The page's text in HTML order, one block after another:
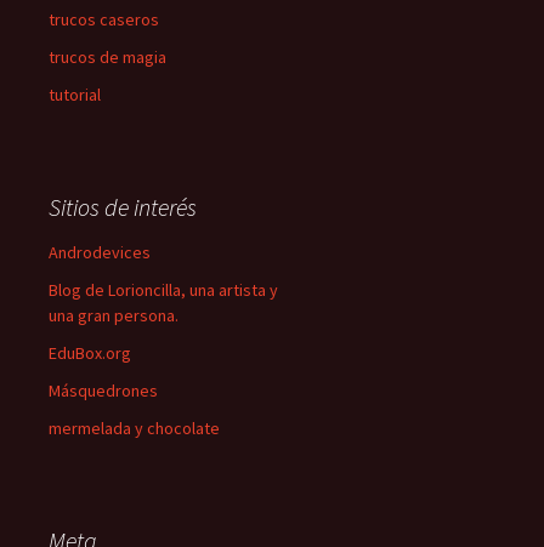
trucos caseros
trucos de magia
tutorial
Sitios de interés
Androdevices
Blog de Lorioncilla, una artista y
una gran persona.
EduBox.org
Másquedrones
mermelada y chocolate
Meta